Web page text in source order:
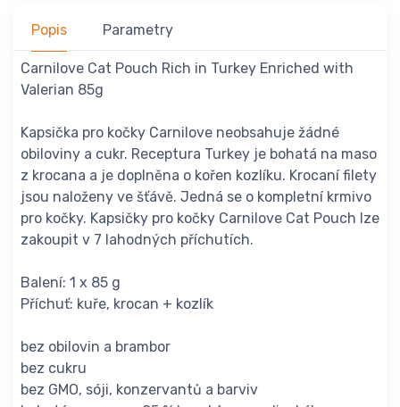
Popis Parametry
Carnilove Cat Pouch Rich in Turkey Enriched with
Valerian 85g
Kapsička pro kočky Carnilove neobsahuje žádné
obiloviny a cukr. Receptura Turkey je bohatá na maso
z krocana a je doplněna o kořen kozlíku. Krocaní filety
jsou naloženy ve šťávě. Jedná se o kompletní krmivo
pro kočky. Kapsičky pro kočky Carnilove Cat Pouch lze
zakoupit v 7 lahodných příchutích.
Balení: 1 x 85 g
Příchuť: kuře, krocan + kozlík
bez obilovin a brambor
bez cukru
bez GMO, sóji, konzervantů a barviv